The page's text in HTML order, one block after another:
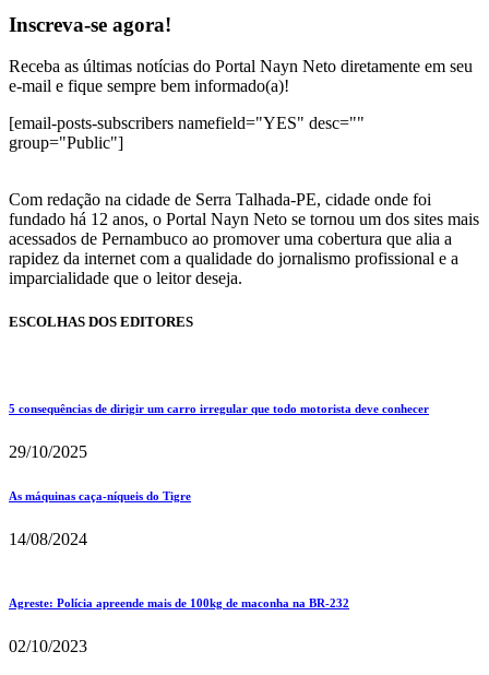
Inscreva-se agora!
Receba as últimas notícias do Portal Nayn Neto diretamente em seu
e-mail e fique sempre bem informado(a)!
[email-posts-subscribers namefield="YES" desc=""
group="Public"]
Com redação na cidade de Serra Talhada-PE, cidade onde foi
fundado há 12 anos, o Portal Nayn Neto se tornou um dos sites mais
acessados de Pernambuco ao promover uma cobertura que alia a
rapidez da internet com a qualidade do jornalismo profissional e a
imparcialidade que o leitor deseja.
ESCOLHAS DOS EDITORES
5 consequências de dirigir um carro irregular que todo motorista deve conhecer
29/10/2025
As máquinas caça-níqueis do Tigre
14/08/2024
Agreste: Polícia apreende mais de 100kg de maconha na BR-232
02/10/2023